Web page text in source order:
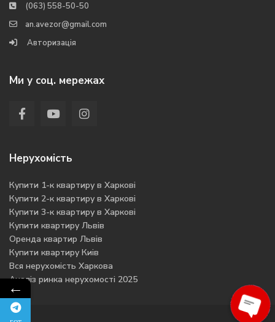
(063) 558-50-50
an.avezor@gmail.com
Авторизація
Ми у соц. мережах
Нерухомість
Купити 1-к квартиру в Харкові
Купити 2-к квартиру в Харкові
Купити 3-к квартиру в Харкові
Купити квартиру Львів
Оренда квартир Львів
Купити квартиру Киів
Вся нерухомість Харкова
Аналіз ринка нерухомості 2025
←